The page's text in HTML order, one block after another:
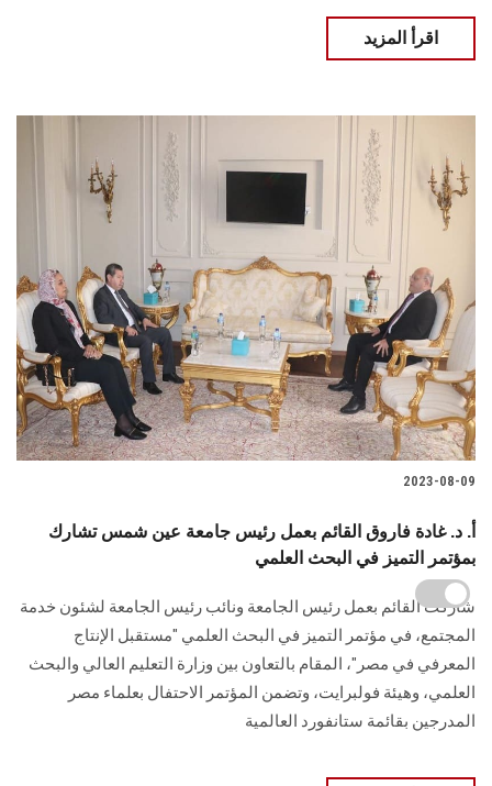
اقرأ المزيد
2023-08-09
أ. د. غادة فاروق القائم بعمل رئيس جامعة عين شمس تشارك
بمؤتمر التميز في البحث العلمي
شاركت القائم بعمل رئيس الجامعة ونائب رئيس الجامعة لشئون خدمة
المجتمع، في مؤتمر التميز في البحث العلمي "مستقبل الإنتاج
المعرفي في مصر"، المقام بالتعاون بين وزارة التعليم العالي والبحث
العلمي، وهيئة فولبرايت، وتضمن المؤتمر الاحتفال بعلماء مصر
المدرجين بقائمة ستانفورد العالمية